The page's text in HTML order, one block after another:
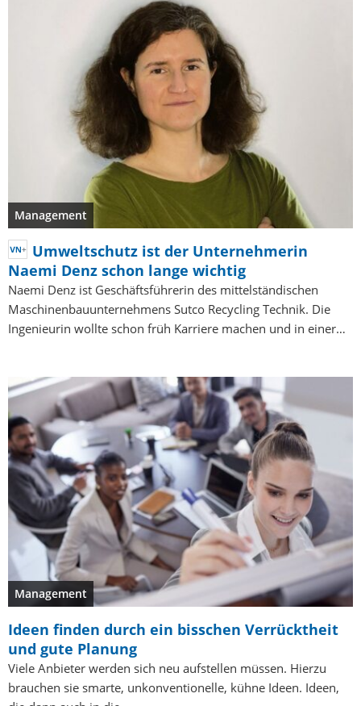
Management
Umweltschutz ist der Unternehmerin
Naemi Denz schon lange wichtig
Naemi Denz ist Geschäftsführerin des mittelständischen
Maschinenbauunternehmens Sutco Recycling Technik. Die
Ingenieurin wollte schon früh Karriere machen und in einer…
Management
Ideen finden durch ein bisschen Verrücktheit
und gute Planung
Viele Anbieter werden sich neu aufstellen müssen. Hierzu
brauchen sie smarte, unkonventionelle, kühne Ideen. Ideen,